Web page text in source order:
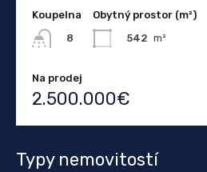
Koupelna
8
Obytný prostor (m²)
542 m²
Na prodej
2.500.000€
Typy nemovitostí